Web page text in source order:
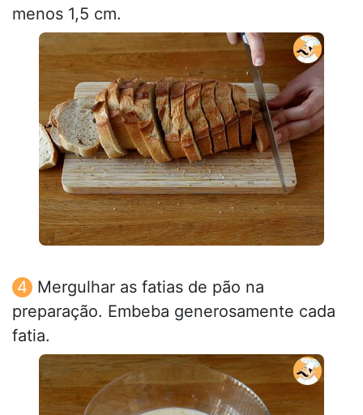
menos 1,5 cm.
Mergulhar as fatias de pão na
preparação. Embeba generosamente cada
fatia.